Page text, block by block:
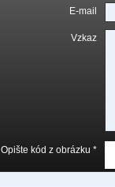
E-mail
Vzkaz
Opište kód z obrázku *